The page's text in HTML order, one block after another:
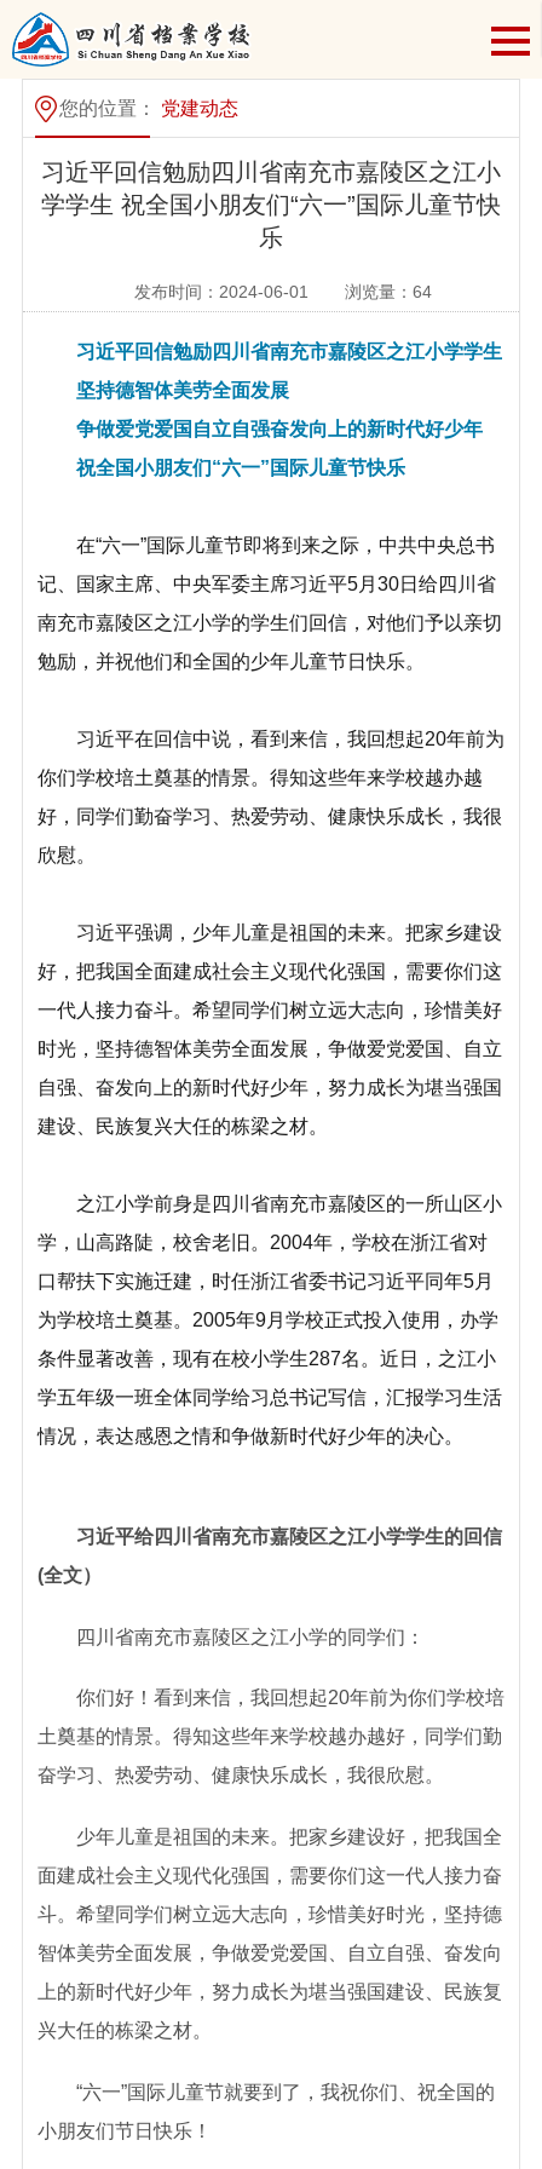
您的位置： 党建动态
习近平回信勉励四川省南充市嘉陵区之江小
学学生 祝全国小朋友们“六一”国际儿童节快
乐
发布时间：2024-06-01 浏览量： 64
习近平回信勉励四川省南充市嘉陵区之江小学学生
坚持德智体美劳全面发展
争做爱党爱国自立自强奋发向上的新时代好少年
祝全国小朋友们“六一”国际儿童节快乐
在“六一”国际儿童节即将到来之际，中共中央总书
记、国家主席、中央军委主席习近平5月30日给四川省
南充市嘉陵区之江小学的学生们回信，对他们予以亲切
勉励，并祝他们和全国的少年儿童节日快乐。
习近平在回信中说，看到来信，我回想起20年前为
你们学校培土奠基的情景。得知这些年来学校越办越
好，同学们勤奋学习、热爱劳动、健康快乐成长，我很
欣慰。
习近平强调，少年儿童是祖国的未来。把家乡建设
好，把我国全面建成社会主义现代化强国，需要你们这
一代人接力奋斗。希望同学们树立远大志向，珍惜美好
时光，坚持德智体美劳全面发展，争做爱党爱国、自立
自强、奋发向上的新时代好少年，努力成长为堪当强国
建设、民族复兴大任的栋梁之材。
之江小学前身是四川省南充市嘉陵区的一所山区小
学，山高路陡，校舍老旧。2004年，学校在浙江省对
口帮扶下实施迁建，时任浙江省委书记习近平同年5月
为学校培土奠基。2005年9月学校正式投入使用，办学
条件显著改善，现有在校小学生287名。近日，之江小
学五年级一班全体同学给习总书记写信，汇报学习生活
情况，表达感恩之情和争做新时代好少年的决心。
习近平给四川省南充市嘉陵区之江小学学生的回信
(全文）
四川省南充市嘉陵区之江小学的同学们：
你们好！看到来信，我回想起20年前为你们学校培
土奠基的情景。得知这些年来学校越办越好，同学们勤
奋学习、热爱劳动、健康快乐成长，我很欣慰。
少年儿童是祖国的未来。把家乡建设好，把我国全
面建成社会主义现代化强国，需要你们这一代人接力奋
斗。希望同学们树立远大志向，珍惜美好时光，坚持德
智体美劳全面发展，争做爱党爱国、自立自强、奋发向
上的新时代好少年，努力成长为堪当强国建设、民族复
兴大任的栋梁之材。
“六一”国际儿童节就要到了，我祝你们、祝全国的
小朋友们节日快乐！